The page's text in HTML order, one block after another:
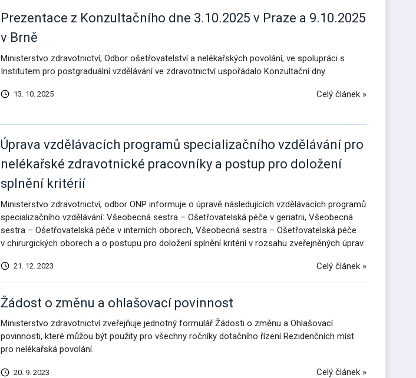
Prezentace z Konzultačního dne 3.10.2025 v Praze a 9.10.2025
v Brně
Ministerstvo zdravotnictví, Odbor ošetřovatelství a nelékařských povolání, ve spolupráci s
Institutem pro postgraduální vzdělávání ve zdravotnictví uspořádalo Konzultační dny
13. 10. 2025 Celý článek »
Úprava vzdělávacích programů specializačního vzdělávání pro
nelékařské zdravotnické pracovníky a postup pro doložení
splnění kritérií
Ministerstvo zdravotnictví, odbor ONP informuje o úpravě následujících vzdělávacích programů
specializačního vzdělávání: Všeobecná sestra – Ošetřovatelská péče v geriatrii, Všeobecná
sestra – Ošetřovatelská péče v interních oborech, Všeobecná sestra – Ošetřovatelská péče
v chirurgických oborech a o postupu pro doložení splnění kritérií v rozsahu zveřejněných úprav.
21. 12. 2023 Celý článek »
Žádost o změnu a ohlašovací povinnost
Ministerstvo zdravotnictví zveřejňuje jednotný formulář Žádosti o změnu a Ohlašovací
povinnosti, které můžou být použity pro všechny ročníky dotačního řízení Rezidenčních míst
pro nelékařská povolání.
20. 9. 2023 Celý článek »